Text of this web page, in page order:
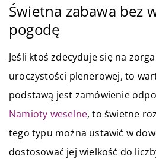
Świetna zabawa bez
pogodę
Jeśli ktoś zdecyduje się na
uroczystości plenerowej, to
podstawą jest zamówienie
Namioty weselne, to świetne
tego typu można ustawić w
dostosować jej wielkość do